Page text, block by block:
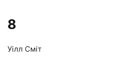
8
Уілл Сміт